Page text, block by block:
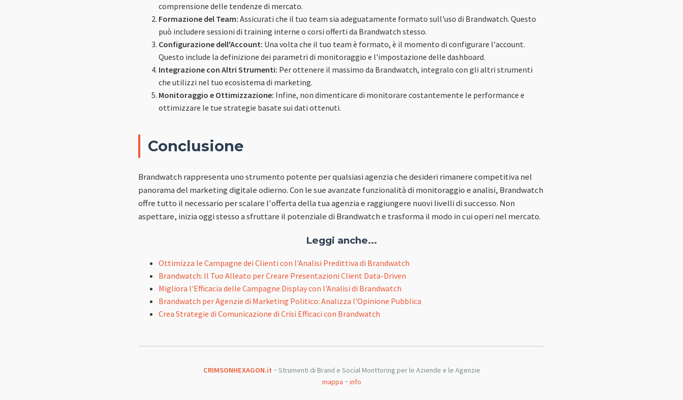
comprensione delle tendenze di mercato.
Formazione del Team: Assicurati che il tuo team sia adeguatamente formato sull'uso di Brandwatch. Questo
può includere sessioni di training interne o corsi offerti da Brandwatch stesso.
Configurazione dell'Account: Una volta che il tuo team è formato, è il momento di configurare l'account.
Questo include la definizione dei parametri di monitoraggio e l'impostazione delle dashboard.
Integrazione con Altri Strumenti: Per ottenere il massimo da Brandwatch, integralo con gli altri strumenti
che utilizzi nel tuo ecosistema di marketing.
Monitoraggio e Ottimizzazione: Infine, non dimenticare di monitorare costantemente le performance e
ottimizzare le tue strategie basate sui dati ottenuti.
Conclusione
Brandwatch rappresenta uno strumento potente per qualsiasi agenzia che desideri rimanere competitiva nel
panorama del marketing digitale odierno. Con le sue avanzate funzionalità di monitoraggio e analisi, Brandwatch
offre tutto il necessario per scalare l'offerta della tua agenzia e raggiungere nuovi livelli di successo. Non
aspettare, inizia oggi stesso a sfruttare il potenziale di Brandwatch e trasforma il modo in cui operi nel mercato.
Leggi anche...
Ottimizza le Campagne dei Clienti con l'Analisi Predittiva di Brandwatch
Brandwatch: Il Tuo Alleato per Creare Presentazioni Client Data-Driven
Migliora l'Efficacia delle Campagne Display con l'Analisi di Brandwatch
Brandwatch per Agenzie di Marketing Politico: Analizza l'Opinione Pubblica
Crea Strategie di Comunicazione di Crisi Efficaci con Brandwatch
CRIMSONHEXAGON.it ~ Strumenti di Brand e Social Monttoring per le Aziende e le Agenzie
mappa ~info